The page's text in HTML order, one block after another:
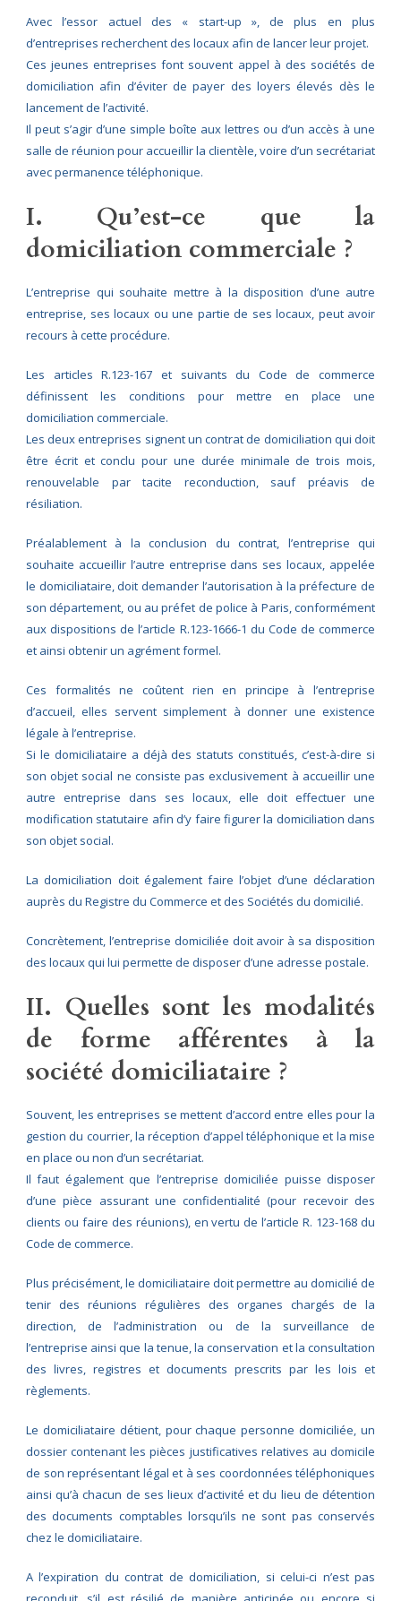
Avec l’essor actuel des « start-up », de plus en plus
d’entreprises recherchent des locaux afin de lancer leur projet.
Ces jeunes entreprises font souvent appel à des sociétés de
domiciliation afin d’éviter de payer des loyers élevés dès le
lancement de l’activité.
Il peut s’agir d’une simple boîte aux lettres ou d’un accès à une
salle de réunion pour accueillir la clientèle, voire d’un secrétariat
avec permanence téléphonique.
I. Qu’est-ce que la
domiciliation commerciale ?
L’entreprise qui souhaite mettre à la disposition d’une autre
entreprise, ses locaux ou une partie de ses locaux, peut avoir
recours à cette procédure.
Les articles R.123-167 et suivants du Code de commerce
définissent les conditions pour mettre en place une
domiciliation commerciale.
Les deux entreprises signent un contrat de domiciliation qui doit
être écrit et conclu pour une durée minimale de trois mois,
renouvelable par tacite reconduction, sauf préavis de
résiliation.
Préalablement à la conclusion du contrat, l’entreprise qui
souhaite accueillir l’autre entreprise dans ses locaux, appelée
le domiciliataire, doit demander l’autorisation à la préfecture de
son département, ou au préfet de police à Paris, conformément
aux dispositions de l’article R.123-1666-1 du Code de commerce
et ainsi obtenir un agrément formel.
Ces formalités ne coûtent rien en principe à l’entreprise
d’accueil, elles servent simplement à donner une existence
légale à l’entreprise.
Si le domiciliataire a déjà des statuts constitués, c’est-à-dire si
son objet social ne consiste pas exclusivement à accueillir une
autre entreprise dans ses locaux, elle doit effectuer une
modification statutaire afin d’y faire figurer la domiciliation dans
son objet social.
La domiciliation doit également faire l’objet d’une déclaration
auprès du Registre du Commerce et des Sociétés du domicilié.
Concrètement, l’entreprise domiciliée doit avoir à sa disposition
des locaux qui lui permette de disposer d’une adresse postale.
II. Quelles sont les modalités
de forme afférentes à la
société domiciliataire ?
Souvent, les entreprises se mettent d’accord entre elles pour la
gestion du courrier, la réception d’appel téléphonique et la mise
en place ou non d’un secrétariat.
Il faut également que l’entreprise domiciliée puisse disposer
d’une pièce assurant une confidentialité (pour recevoir des
clients ou faire des réunions), en vertu de l’article R. 123-168 du
Code de commerce.
Plus précisément, le domiciliataire doit permettre au domicilié de
tenir des réunions régulières des organes chargés de la
direction, de l’administration ou de la surveillance de
l’entreprise ainsi que la tenue, la conservation et la consultation
des livres, registres et documents prescrits par les lois et
règlements.
Le domiciliataire détient, pour chaque personne domiciliée, un
dossier contenant les pièces justificatives relatives au domicile
de son représentant légal et à ses coordonnées téléphoniques
ainsi qu’à chacun de ses lieux d’activité et du lieu de détention
des documents comptables lorsqu’ils ne sont pas conservés
chez le domiciliataire.
A l’expiration du contrat de domiciliation, si celui-ci n’est pas